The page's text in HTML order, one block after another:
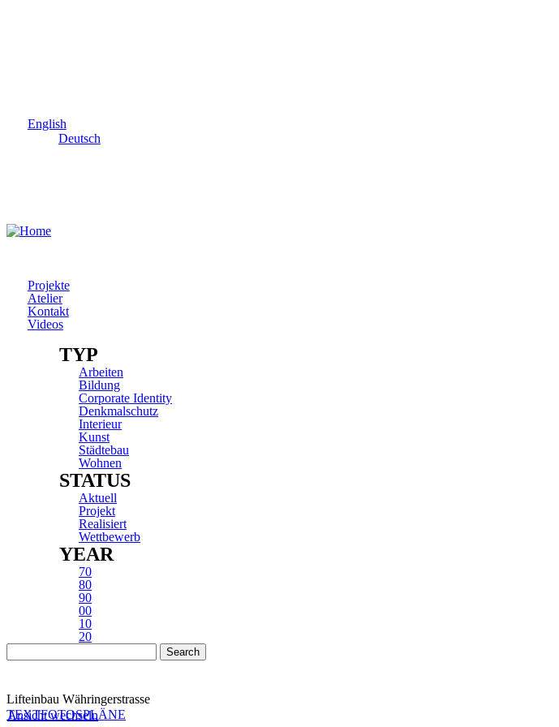
English
Deutsch
Projekte
Atelier
Kontakt
Videos
TYP
Arbeiten
Bildung
Corporate Identity
Denkmalschutz
Interieur
Kunst
Städtebau
Wohnen
STATUS
Aktuell
Projekt
Realisiert
Wettbewerb
YEAR
70
80
90
00
10
20
Lifteinbau Währingerstrasse
TEXTFOTOSPLÄNE
Ansicht wechseln